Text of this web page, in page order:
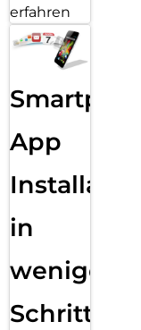
erfahren
App
Installation
in
wenigen
Schritten